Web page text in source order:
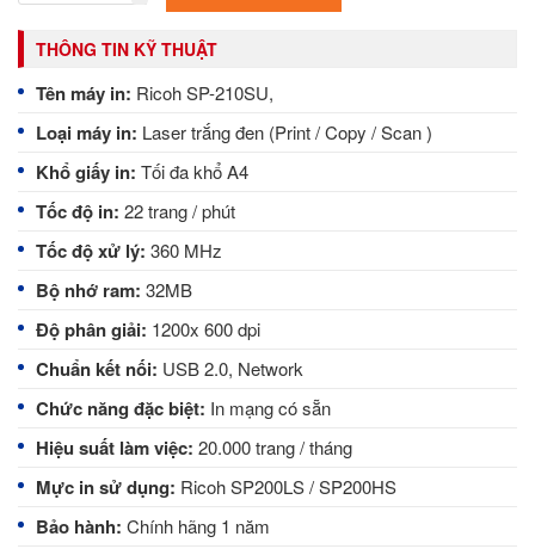
THÔNG TIN KỸ THUẬT
Tên máy in: Ricoh SP-210SU,
Loại máy in: Laser trắng đen (Print / Copy / Scan )
Khổ giấy in: Tối đa khổ A4
Tốc độ in: 22 trang / phút
Tốc độ xử lý: 360 MHz
Bộ nhớ ram: 32MB
Độ phân giải: 1200x 600 dpi
Chuẩn kết nối: USB 2.0, Network
Chức năng đặc biệt: In mạng có sẵn
Hiệu suất làm việc: 20.000 trang / tháng
Mực in sử dụng: Ricoh SP200LS / SP200HS
Bảo hành: Chính hãng 1 năm